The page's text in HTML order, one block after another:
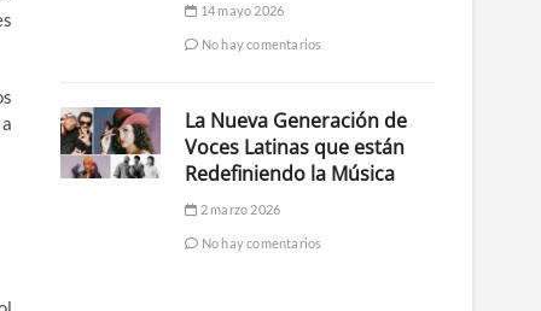
14 mayo 2026
No hay comentarios
La Nueva Generación de
Voces Latinas que están
Redefiniendo la Música
2 marzo 2026
No hay comentarios